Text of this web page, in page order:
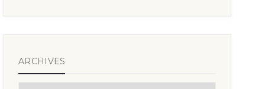
ARCHIVES